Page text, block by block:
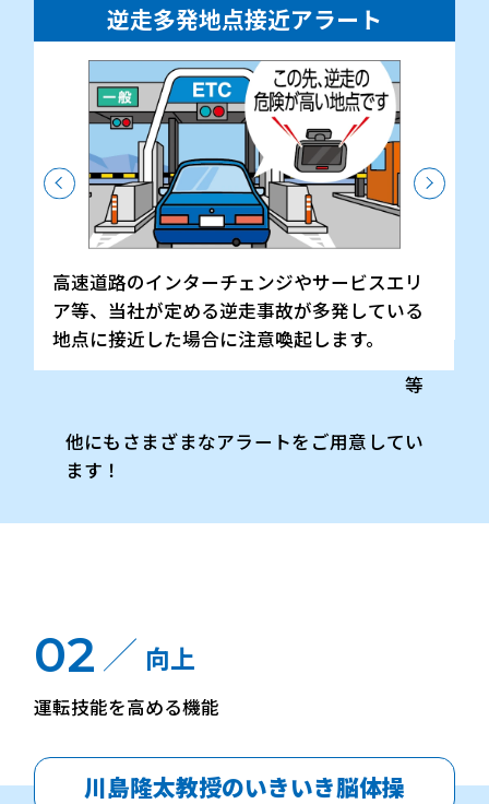
逆走多発地点接近アラート
高速道路のインターチェンジやサービスエリ
ア等、当社が定める逆走事故が多発している
地点に接近した場合に注意喚起します。
等
他にもさまざまなアラートをご用意してい
ます！
02 向上
運転技能を高める機能
川島隆太教授のいきいき脳体操